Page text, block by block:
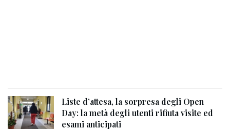
Liste d’attesa, la sorpresa degli Open
Day: la metà degli utenti rifiuta visite ed
esami anticipati